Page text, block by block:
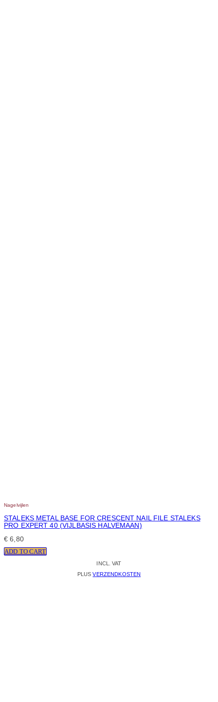
Nagelvijlen
STALEKS METAL BASE FOR CRESCENT NAIL FILE STALEKS
PRO EXPERT 40 (VIJLBASIS HALVEMAAN)
€ 6,80
ADD TO CART
INCL. VAT
PLUSVERZENDKOSTEN